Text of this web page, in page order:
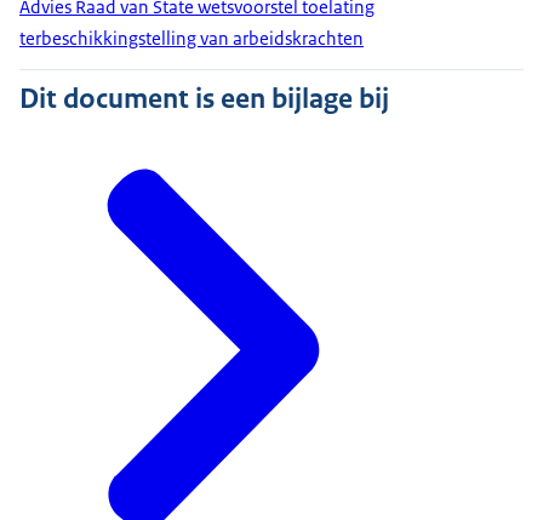
Advies Raad van State wetsvoorstel toelating
terbeschikkingstelling van arbeidskrachten
Dit document is een bijlage bij